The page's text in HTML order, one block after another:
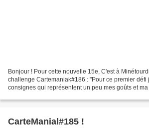
Bonjour ! Pour cette nouvelle 15e, C'est à
challenge Cartemaniak#186 : "Pour ce premier défi
consignes qui représentent un peu mes goûts et
CarteManial#185 !